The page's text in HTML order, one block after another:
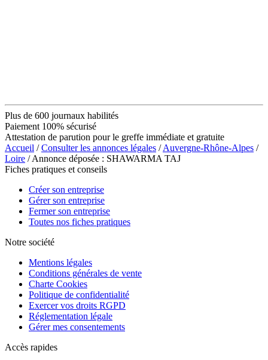
Plus de 600 journaux habilités
Paiement 100% sécurisé
Attestation de parution pour le greffe immédiate et gratuite
Accueil /Consulter les annonces légales /Auvergne-Rhône-Alpes /
Loire / Annonce déposée : SHAWARMA TAJ
Fiches pratiques et conseils
Créer son entreprise
Gérer son entreprise
Fermer son entreprise
Toutes nos fiches pratiques
Notre société
Mentions légales
Conditions générales de vente
Charte Cookies
Politique de confidentialité
Exercer vos droits RGPD
Réglementation légale
Gérer mes consentements
Accès rapides